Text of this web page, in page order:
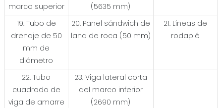
marco superior
(5635 mm)
19. Tubo de
drenaje de 50
mm de
diámetro
20. Panel sándwich de
lana de roca (50 mm)
21. Líneas de
rodapié
22. Tubo
cuadrado de
viga de amarre
23. Viga lateral corta
del marco inferior
(2690 mm)